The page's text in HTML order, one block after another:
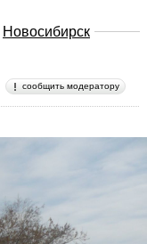
Новосибирск
сообщить модератору